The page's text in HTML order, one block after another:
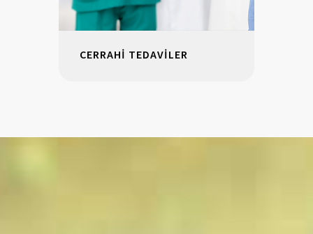
CERRAHİ TEDAVİLER